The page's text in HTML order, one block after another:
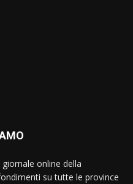
online della
su tutte le province